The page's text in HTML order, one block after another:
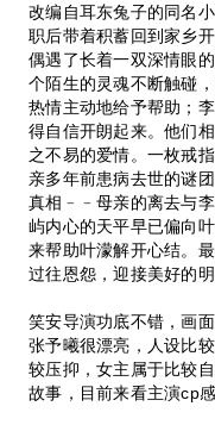
改编自耳东兔子的同名
职后带着积蓄回到家乡
偶遇了长着一双深情眼
个陌生的灵魂不断触碰
热情主动地给予帮助；
得自信开朗起来。他们
之不易的爱情。一枚戒
亲多年前患病去世的谜
真相﹣﹣母亲的离去与
屿内心的天平早已偏向
来帮助叶濛解开心结。
过往恩怨，迎接美好的明
笑安导演功底不错，画
张予曦很漂亮，人设比
较压抑，女主属于比较
故事，目前来看主演cp